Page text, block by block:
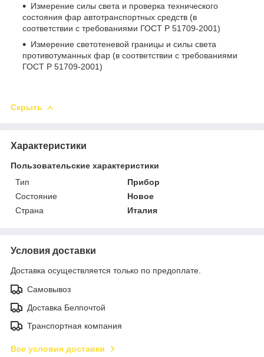
Измерение силы света и проверка технического
состояния фар автотранспортных средств (в
соответствии с требованиями ГОСТ Р 51709-2001)
Измерение светотеневой границы и силы света
противотуманных фар (в соответствии с требованиями
ГОСТ Р 51709-2001)
Скрыть
Характеристики
Пользовательские характеристики
Тип
Прибор
Состояние
Новое
Страна
Италия
Условия доставки
Доставка осуществляется только по предоплате.
Самовывоз
Доставка Белпочтой
Транспортная компания
Все условия доставки